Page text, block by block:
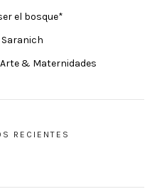
el bosque*
Arte & Maternidades
RECIENTES